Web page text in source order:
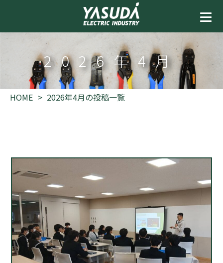
2026年4月
HOME 2026年4月の投稿一覧